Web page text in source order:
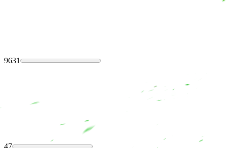
9631